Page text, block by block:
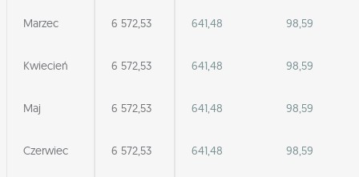
Marzec 6 572,53 641,48 98,59
Kwiecień 6 572,53 641,48 98,59
Maj 6 572,53 641,48 98,59
Czerwiec 6 572,53 641,48 98,59